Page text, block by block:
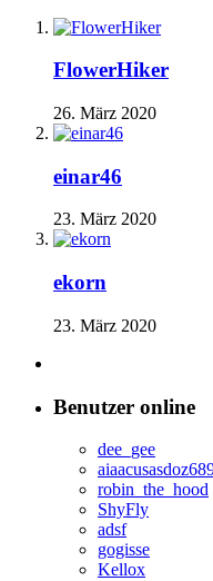
FlowerHiker
26. März 2020
einar46
23. März 2020
ekorn
23. März 2020
Benutzer online
dee_gee
robin_the_hood
ShyFly
adsf
gogisse
Kellox